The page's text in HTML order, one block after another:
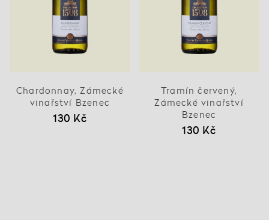
Chardonnay, Zámecké
vinařství Bzenec
130 Kč
Tramín červený,
Zámecké vinařství
Bzenec
130 Kč